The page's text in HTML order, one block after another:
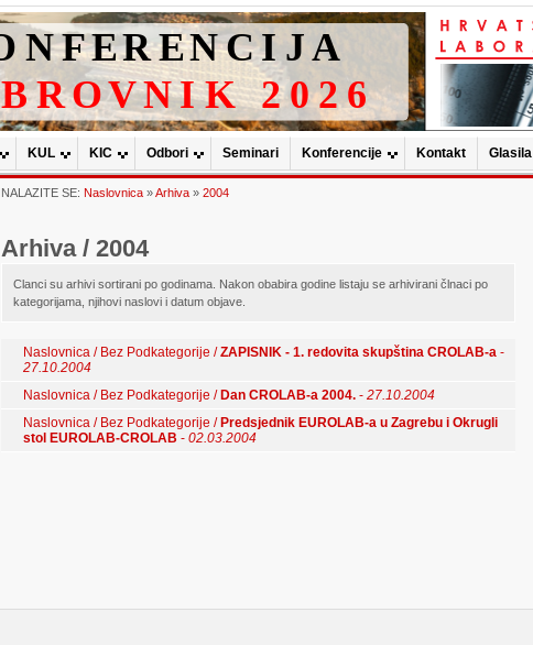
KUL KIC Odbori Seminari Konferencije Kontakt Glasila
NALAZITE SE: Naslovnica »Arhiva » 2004
Arhiva / 2004
Clanci su arhivi sortirani po godinama. Nakon obabira godine listaju se arhivirani člnaci po
kategorijama, njihovi naslovi i datum objave.
Naslovnica / Bez Podkategorije /ZAPISNIK - 1. redovita skupština CROLAB-a -
27.10.2004
Naslovnica / Bez Podkategorije / Dan CROLAB-a 2004. - 27.10.2004
Naslovnica / Bez Podkategorije / Predsjednik EUROLAB-a u Zagrebu i Okrugli
stol EUROLAB-CROLAB - 02.03.2004